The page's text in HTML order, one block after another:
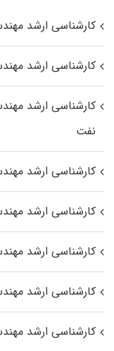
کارشناسی ارشد
کارشناسی ارشد
کارشناسی ارشد
نفت
کارشناسی ارشد
کارشناسی ارشد
کارشناسی ارشد
کارشناسی ارشد
کارشناسی ارشد